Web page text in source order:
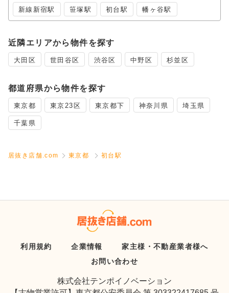
新線新宿駅 笹塚駅 初台駅 幡ヶ谷駅
近隣エリアから物件を探す
大田区 世田谷区 渋谷区 中野区 杉並区
都道府県から物件を探す
東京都 東京23区 東京都下 神奈川県 埼玉県
千葉県
居抜き店舗.com 東京都 初台駅
利用規約 企業情報
家主様・不動産業者様へ
お問い合わせ
株式会社テンポイノベーション